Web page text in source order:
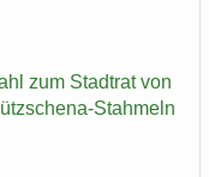
zum Stadt­rat von
​Stahmeln